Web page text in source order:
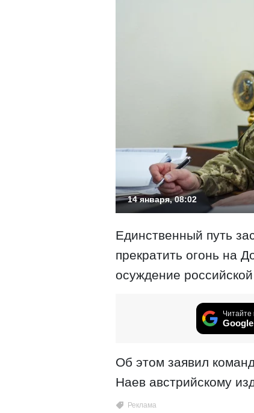
14 января, 08:02
Единственный путь
прекратить огонь на
осуждение
Читайте
Об этом заявил
Наев австрийскому